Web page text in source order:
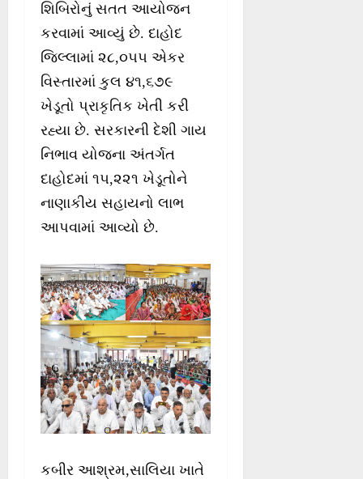
શિબિરોનું સતત આયોજન
કરવામાં આવ્યું છે. દાહોદ
જિલ્લામાં ૨૮,૦૫૫ એકર
વિસ્તારમાં કુલ ૪૧,૬૭૯
ખેડૂતો પ્રાકૃતિક ખેતી કરી
રહ્યા છે. સરકારની દેશી ગાય
નિભાવ યોજના અંતર્ગત
દાહોદમાં ૧૫,૨૨૧ ખેડૂતોને
નાણાકીય સહાયનો લાભ
આપવામાં આવ્યો છે.
કબીર આશ્રમ,સાલિયા ખાતે